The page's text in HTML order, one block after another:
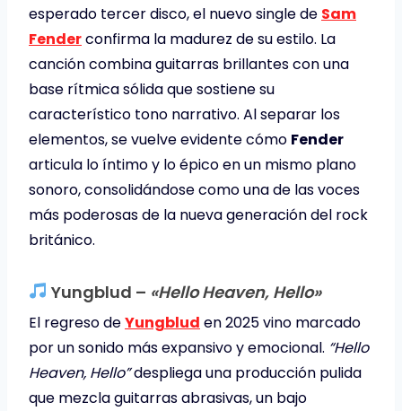
esperado tercer disco, el nuevo single de Sam
Fenderconfirma la madurez de su estilo. La
canción combina guitarras brillantes con una
base rítmica sólida que sostiene su
característico tono narrativo. Al separar los
elementos, se vuelve evidente cómo Fender
articula lo íntimo y lo épico en un mismo plano
sonoro, consolidándose como una de las voces
más poderosas de la nueva generación del rock
británico.
Yungblud – «Hello Heaven, Hello»
El regreso deYungblud en 2025 vino marcado
por un sonido más expansivo y emocional. “Hello
Heaven, Hello”despliega una producción pulida
que mezcla guitarras abrasivas, un bajo